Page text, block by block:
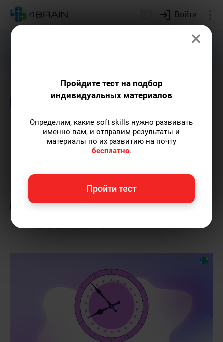
Войти
Подарим индивидуальный план
Новости и события
Почему Паркинсон – это не
всегда плохо?
Полина Груданова
— pr-менеджер 4brain,
профессиональный психолог.
по теме«Новости и события»и не только, а
тайм-менеджмента».
×
Пройдите тест на подбор
индивидуальных материалов
Определим, какие soft skills нужно развивать
именно вам, и отправим результаты и
материалы по их развитию на почту
бесплатно.
Пройти тест